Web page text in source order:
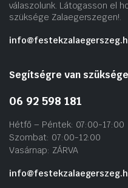
válaszolunk. Látogasson el
szüksége Zalaegerszegen!.
Segítségre van
06 92 598 181
Hétfő – Péntek: 07:00-17:00
Szombat: 07:00-12:00
Vasárnap: ZÁRVA